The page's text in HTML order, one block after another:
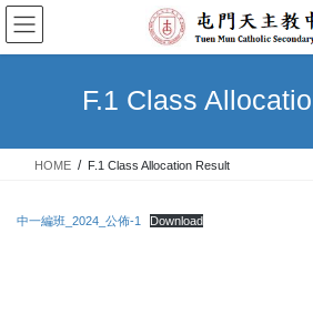
Skip
the
Skip
the
F.1 Class
HOME F.1 Class Allocation Result
中一編班_2024_公佈-1 Download